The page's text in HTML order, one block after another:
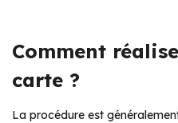
Comment
carte ?
La procédure est